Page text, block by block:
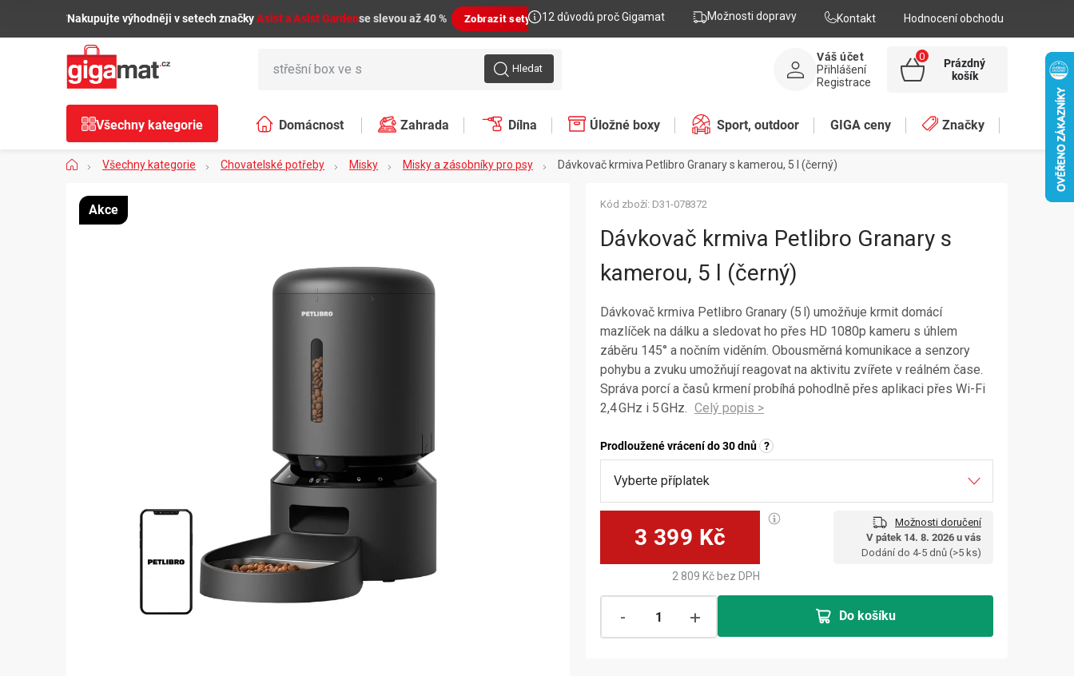
🌿Nakupujte výhodněji v setech značkyAsist a Asist Gardense slevou až 40 % Zobrazit sety 12 důvodů proč Gigamat Možnosti dopravy Kontakt Hodnocení obchodu
Hledat
Váš účet
Přihlášení
Registrace
NÁKUPNÍ
Prázdný
košík
Všechny kategorie Domácnost Zahrada Dílna Úložné boxy Sport, outdoor GIGA ceny Značky
DomůVšechny kategorie Chovatelské potřeby Misky Misky a zásobníky pro psy Dávkovač krmiva Petlibro Granary s kamerou, 5 l (černý)
Dávkovač krmiva Petlibro Granary s
kamerou, 5 l (černý)
Dávkovač krmiva Petlibro Granary (5 l) umožňuje krmit domácí
mazlíček na dálku a sledovat ho přes HD 1080p kameru s úhlem
záběru 145° a nočním viděním. Obousměrná komunikace a senzory
pohybu a zvuku umožňují reagovat na aktivitu zvířete v reálném čase.
Správa porcí a časů krmení probíhá pohodlně přes aplikaci přes Wi-Fi
2,4 GHz i 5 GHz.
Prodloužené vrácení do 30 dnů ?
3 399 Kč
Možnosti doručení
V pátek 14. 8. 2026 u vás
Dodání do 4-5 dnů (>5 ks)
2 809 Kč bez DPH
Do košíku
Kód zboží: D31-078372
Akce